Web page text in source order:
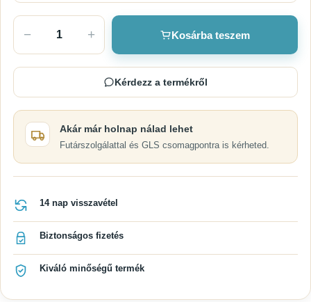
− + Kosárba teszem
Kérdezz a termékről
Akár már holnap nálad lehet
Futárszolgálattal és GLS csomagpontra is kérheted.
14 nap visszavétel
Biztonságos fizetés
Kiváló minőségű termék